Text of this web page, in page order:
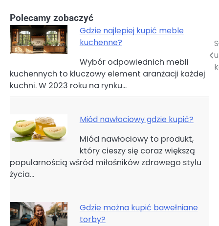
Polecamy zobaczyć
Gdzie najlepiej kupić meble
kuchenne?
Wybór odpowiednich mebli
kuchennych to kluczowy element aranżacji każdej
kuchni. W 2023 roku na rynku…
Miód nawłociowy gdzie kupić?
Miód nawłociowy to produkt,
który cieszy się coraz większą
popularnością wśród miłośników zdrowego stylu
życia…
Gdzie można kupić bawełniane
torby?
Nawigacja